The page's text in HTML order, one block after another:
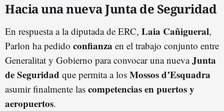
Hacia una nueva Junta de Seguridad
En respuesta a la diputada de ERC, Laia Cañigueral,
Parlon ha pedido confianza en el trabajo conjunto entre
Generalitat y Gobierno para convocar una nuevaJunta
de Seguridad que permita a los Mossos d’Esquadra
asumir finalmente las competencias en puertos y
aeropuertos.